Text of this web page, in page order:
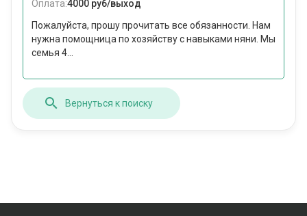
Оплата:4000 руб/выход
Пожалуйста, прошу прочитать все обязанности. Нам
нужна помощница по хозяйству с навыками няни. Мы
семья 4...
Вернуться к поиску